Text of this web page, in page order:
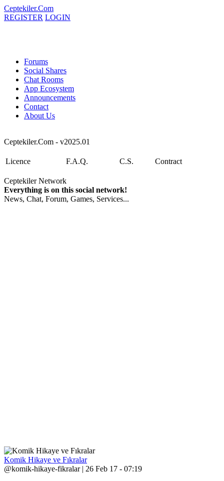
Ceptekiler.Com
REGISTER LOGIN
Forums
Social Shares
Chat Rooms
App Ecosystem
Announcements
Contact
About Us
Ceptekiler.Com - v2025.01
Licence F.A.Q. C.S. Contract
Ceptekiler Network
Everything is on this social network!
News, Chat, Forum, Games, Services...
Komik Hikaye ve Fıkralar
@komik-hikaye-fikralar | 26 Feb 17 - 07:19